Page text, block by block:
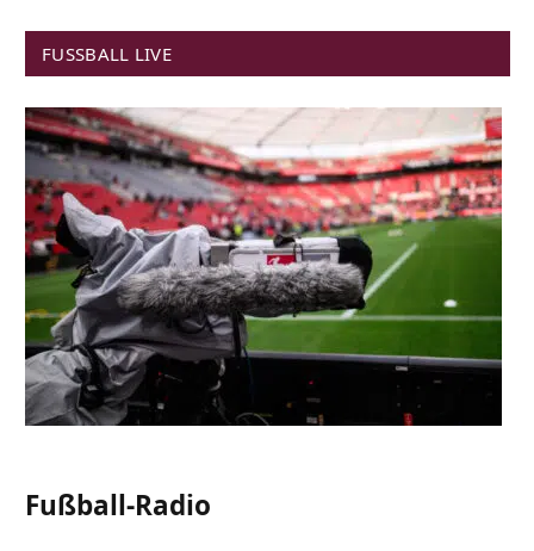
FUSSBALL LIVE
Fußball-Radio